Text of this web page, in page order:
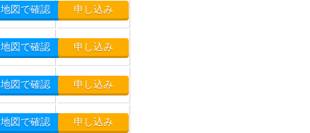
地図で確認 申し込み
地図で確認 申し込み
地図で確認 申し込み
地図で確認 申し込み